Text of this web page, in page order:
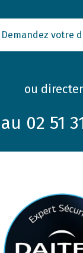
Demandez votre
ou
au 02 51